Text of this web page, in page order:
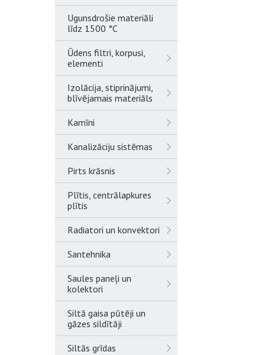
Ugunsdrošie materiāli
līdz 1500 °C
Ūdens filtri, korpusi,
elementi
Izolācija, stiprinājumi,
blīvējamais materiāls
Kamīni
Kanalizāciju sistēmas
Pirts krāsnis
Plītis, centrālapkures
plītis
Radiatori un konvektori
Santehnika
Saules paneļi un
kolektori
Siltā gaisa pūtēji un
gāzes sildītāji
Siltās grīdas